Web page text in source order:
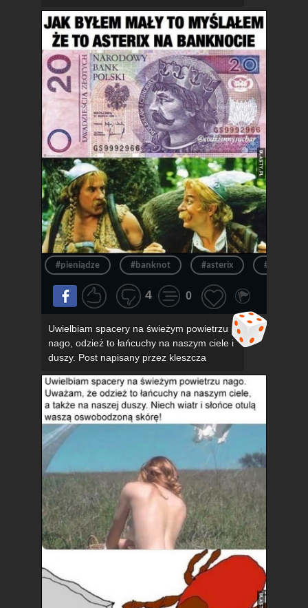
#pieniądze #banknot #asterix #pieniądz
4 0
Uwielbiam spacery na świeżym powietrzu
nago, odzież to łańcuchy na naszym ciele i
duszy. Post napisany przez kleszcza